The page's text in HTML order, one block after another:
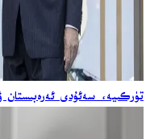
تۈركىيە، سەئۇدى ئەرەبىستان